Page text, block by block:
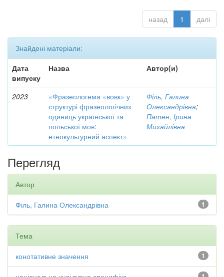
назад 1 далі
Знайдені матеріали:
Дата
випуску
Назва Автор(и)
2023
«Фразеологема «вовк» у
структурі фразеологічних
одиниць української та
польської мов:
етнокультурний аспект»
Філь, Галина
Олександрівна;
Патен, Ірина
Михайлівна
Перегляд
Автор
1
Філь, Галина Олександрівна
Тема
1
конотативне значення